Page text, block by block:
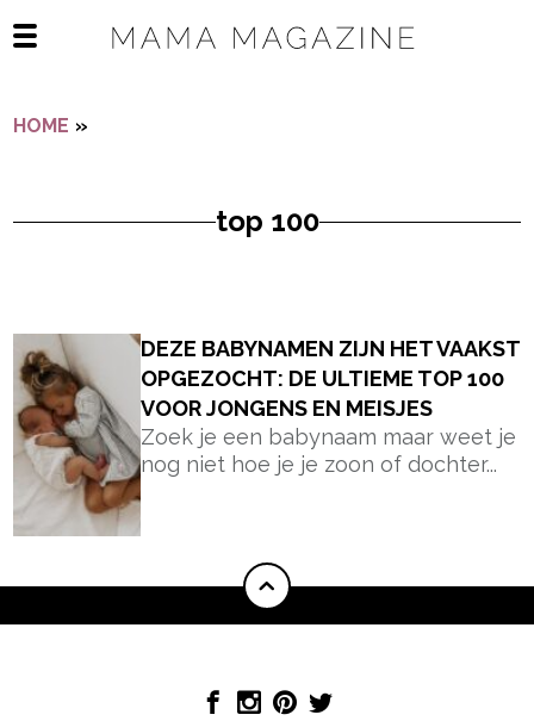
Open het mobiele menu
HOME »
top 100
DEZE BABYNAMEN ZIJN HET VAAKST
OPGEZOCHT: DE ULTIEME TOP 100
VOOR JONGENS EN MEISJES
Zoek je een babynaam maar weet je
nog niet hoe je je zoon of dochter...